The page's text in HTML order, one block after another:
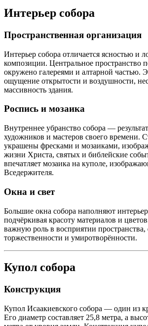
Интерьер собора
Пространственная организация
Интерьер собора отличается ясностью и
композиции. Центральное пространство
окружено галереями и алтарной частью.
ощущение открытости и воздушности,
массивность здания.
Роспись и мозаика
Внутреннее убранство собора —
художников и мастеров своего времени.
украшены фресками и мозаиками,
жизни Христа, святых и библейские
впечатляет мозаика на куполе,
Вседержителя.
Окна и свет
Большие окна собора наполняют
подчёркивая красоту материалов и
важную роль в восприятии пространства,
торжественности и умиротворённости.
Купол собора
Конструкция
Купол Исаакиевского собора — один из
Его диаметр составляет 25,8 метра, а